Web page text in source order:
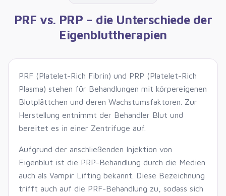
PRF vs. PRP – die Unterschiede der
Eigenbluttherapien
PRF (Platelet-Rich Fibrin) und PRP (Platelet-Rich
Plasma) stehen für Behandlungen mit körpereigenen
Blutplättchen und deren Wachstumsfaktoren. Zur
Herstellung entnimmt der Behandler Blut und
bereitet es in einer Zentrifuge auf.
Aufgrund der anschließenden Injektion von
Eigenblut ist die PRP-Behandlung durch die Medien
auch als Vampir Lifting bekannt. Diese Bezeichnung
trifft auch auf die PRF-Behandlung zu, sodass sich